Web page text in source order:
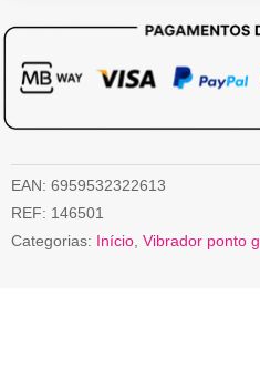
EAN: 6959532322613
REF: 146501
Categorias: Início Vibrador ponto g